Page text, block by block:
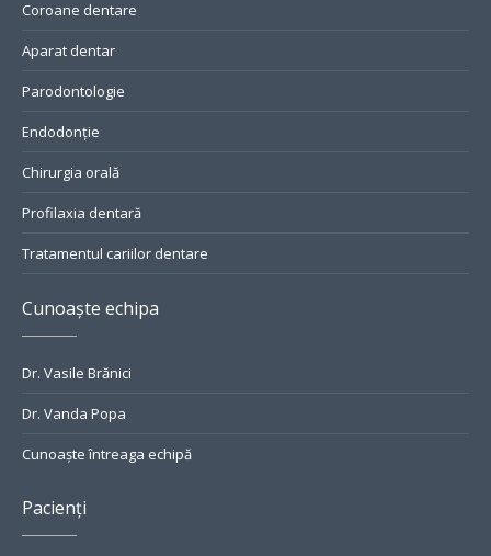
Coroane dentare
Aparat dentar
Parodontologie
Endodonție
Chirurgia orală
Profilaxia dentară
Tratamentul cariilor dentare
Cunoaște echipa
Dr. Vasile Brănici
Dr. Vanda Popa
Cunoaște întreaga echipă
Pacienți